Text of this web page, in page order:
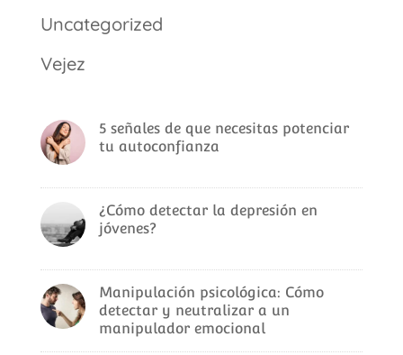
Uncategorized
Vejez
5 señales de que necesitas potenciar
tu autoconfianza
¿Cómo detectar la depresión en
jóvenes?
Manipulación psicológica: Cómo
detectar y neutralizar a un
manipulador emocional